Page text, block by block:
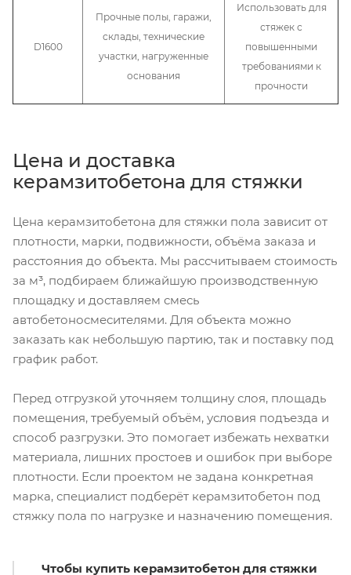
D1600
Прочные полы, гаражи,
склады, технические
участки, нагруженные
основания
Использовать для
стяжек с
повышенными
требованиями к
прочности
Цена и доставка
керамзитобетона для стяжки
Цена керамзитобетона для стяжки пола зависит от
плотности, марки, подвижности, объёма заказа и
расстояния до объекта. Мы рассчитываем стоимость
за м³, подбираем ближайшую производственную
площадку и доставляем смесь
автобетоносмесителями. Для объекта можно
заказать как небольшую партию, так и поставку под
график работ.
Перед отгрузкой уточняем толщину слоя, площадь
помещения, требуемый объём, условия подъезда и
способ разгрузки. Это помогает избежать нехватки
материала, лишних простоев и ошибок при выборе
плотности. Если проектом не задана конкретная
марка, специалист подберёт керамзитобетон под
стяжку пола по нагрузке и назначению помещения.
Чтобы купить керамзитобетон для стяжки